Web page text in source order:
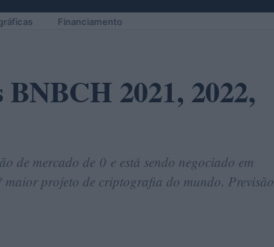
Financiamento
2021, 2022,
de mercado de 0 e está sendo negociado em
projeto de criptografia do mundo. Previsão